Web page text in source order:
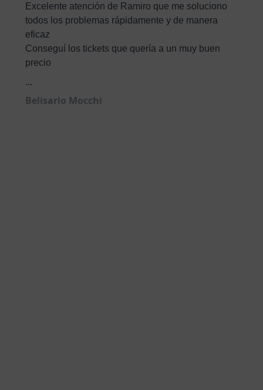
Excelente atención de Ramiro que me soluciono
todos los problemas rápidamente y de manera
eficaz
Conseguí los tickets que quería a un muy buen
precio
...
Belisario Mocchi